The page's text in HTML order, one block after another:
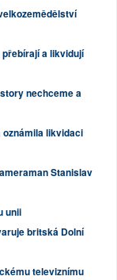
a likvidují
nechceme a
likvidaci
Stanislav
unii
britská Dolní
televiznímu